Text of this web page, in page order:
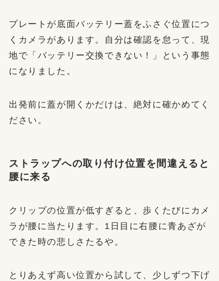
プレートが底面バッテリー蓋をふさぐ位置につ
くカメラがあります。自分は確認を怠って、現
地で「バッテリー交換できない！」という事態
になりました。
出発前に蓋が開くかだけは、絶対に確かめてく
ださい。
ストラップへの取り付け位置を間違えると
腰に来る
クリップの位置が低すぎると、歩くたびにカメ
ラが腰に当たります。1日目に右腰に青あざが
できた時の悲しさたるや。
とりあえず高い位置から試して、少しずつ下げ